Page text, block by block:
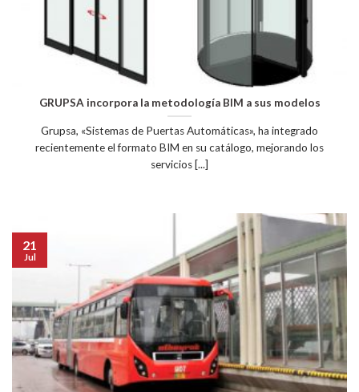
GRUPSA incorpora la metodología BIM a sus modelos
Grupsa, «Sistemas de Puertas Automáticas», ha integrado
recientemente el formato BIM en su catálogo, mejorando los
servicios [...]
21
Jul